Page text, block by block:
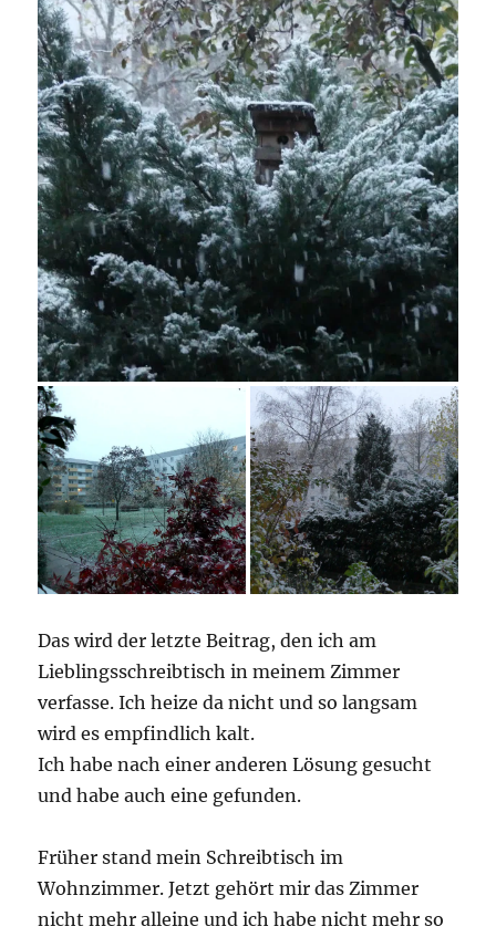
Das wird der letzte Beitrag, den ich am
Lieblingsschreibtisch in meinem Zimmer
verfasse. Ich heize da nicht und so langsam
wird es empfindlich kalt.
Ich habe nach einer anderen Lösung gesucht
und habe auch eine gefunden.
Früher stand mein Schreibtisch im
Wohnzimmer. Jetzt gehört mir das Zimmer
nicht mehr alleine und ich habe nicht mehr so